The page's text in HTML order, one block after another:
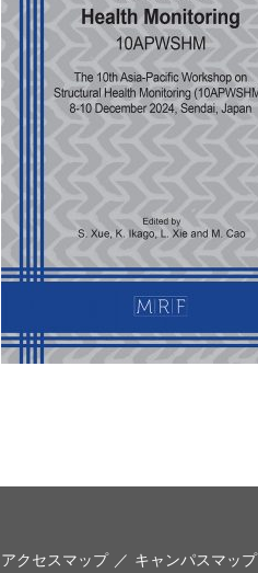
アクセスマップ キャンパスマップ